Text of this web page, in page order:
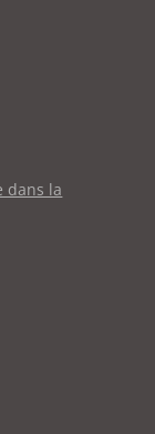
dans la